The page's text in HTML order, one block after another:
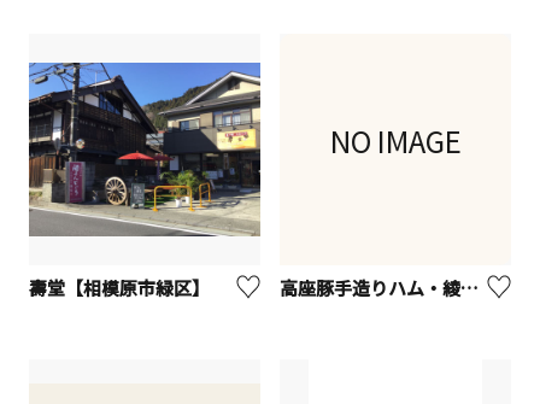
壽堂【相模原市緑区】
NO IMAGE
高座豚手造りハム・綾瀬本店